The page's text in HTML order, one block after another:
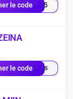
le codees15
le codequis